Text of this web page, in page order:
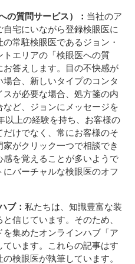
の質問サービス）： 当社のア
宅にいながら登録検眼医に
常駐検眼医であるジョン・
トエリアの「検眼医への質
答えします。目の不快感が
合、新しいタイプのコンタ
が必要な場合、処方箋の内
ど、ジョンにメッセージを
以上の経験を持ち、お客様の
けでなく、常にお客様のそ
がクリック一つで相談でき
を覚えることが多いようで
バーチャルな検眼医のオフ
ブ： 私たちは、知識豊富な装
信じています。そのため、
集めたオンラインハブ「ア
います。これらの記事はす
検眼医が執筆しています。